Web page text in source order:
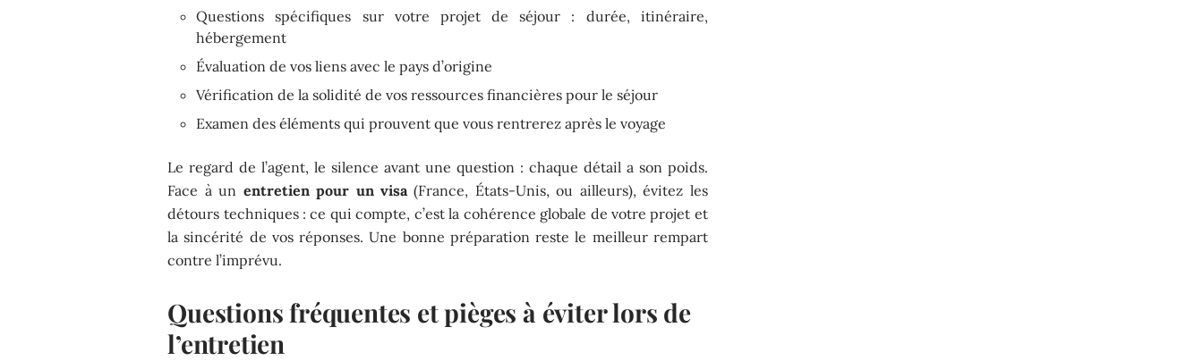
Questions spécifiques sur votre projet de séjour : durée, itinéraire,
hébergement
Évaluation de vos liens avec le pays d’origine
Vérification de la solidité de vos ressources financières pour le séjour
Examen des éléments qui prouvent que vous rentrerez après le voyage
Le regard de l’agent, le silence avant une question : chaque détail a son poids.
Face à un entretien pour un visa (France, États-Unis, ou ailleurs), évitez les
détours techniques : ce qui compte, c’est la cohérence globale de votre projet et
la sincérité de vos réponses. Une bonne préparation reste le meilleur rempart
contre l’imprévu.
Questions fréquentes et pièges à éviter lors de
l’entretien